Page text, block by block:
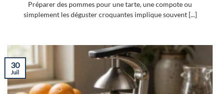
Préparer des pommes pour une tarte, une compote ou
simplement les déguster croquantes implique souvent [...]
30
Juil